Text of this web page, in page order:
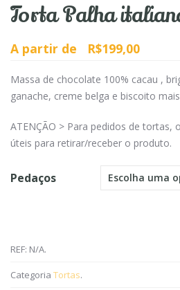
Torta Palha
A partir de R$199,00
Massa de chocolate 100% cacau ,
ganache, creme belga e biscoito
ATENÇÃO > Para pedidos de tortas,
úteis para retirar/receber o produto.
Pedaços Escolha uma
REF: N/A.
Categoria Tortas.